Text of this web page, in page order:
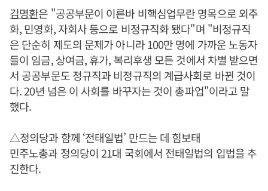
김명환은 "공공부문이 이른바 비핵심업무란 명목으로 외주
화, 민영화, 자회사 등으로 비정규직화 됐다"며 "비정규직
은 단순히 제도의 문제가 아니라 100만 명에 가까운 노동자
들이 임금, 상여금, 휴가, 복리후생 모든 것에서 차별 받으면
서 공공부문도 정규직과 비정규직의 계급사회로 바뀐 것이
다. 20년 넘은 이 사회를 바꾸자는 것이 총파업"이라고 말
했다.
△정의당과 함께 ‘전태일법’ 만드는 데 힘보태
민주노총과 정의당이 21대 국회에서 전태일법의 입법을 추
진한다.